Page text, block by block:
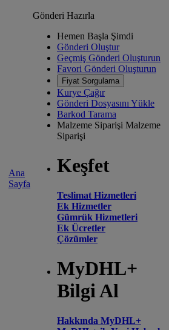
Ana
Sayfa
Gönderi Hazırla
Hemen Başla Şimdi
Gönderi Oluştur
Geçmiş Gönderi Oluşturun
Favori Gönderi Oluşturun
Fiyat Sorgulama
Kurye Çağır
Gönderi Dosyasını Yükle
Barkod Tarama
Malzeme Siparişi Malzeme
Siparişi
Keşfet
Teslimat Hizmetleri
Ek Hizmetler
Gümrük Hizmetleri
Ek Ücretler
Çözümler
MyDHL+
Bilgi Al
Hakkında MyDHL+